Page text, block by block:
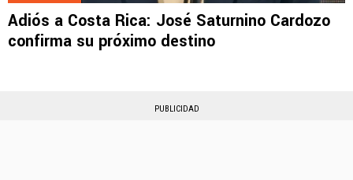
Adiós a Costa Rica: José Saturnino Cardozo
confirma su próximo destino
PUBLICIDAD